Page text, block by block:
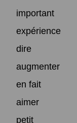
important
expérience
dire
augmenter
en fait
aimer
petit